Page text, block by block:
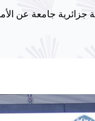
جزائرية جامعة عن